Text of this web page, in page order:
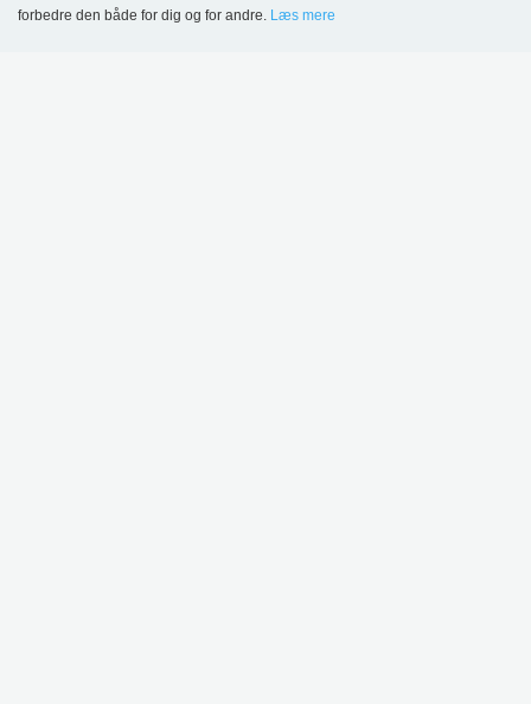
forbedre den både for dig og for andre. Læs mere